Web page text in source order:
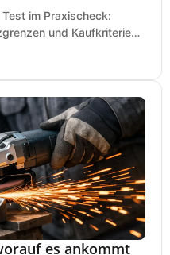
im Praxischeck:
und Kaufkriterien
es ankommt